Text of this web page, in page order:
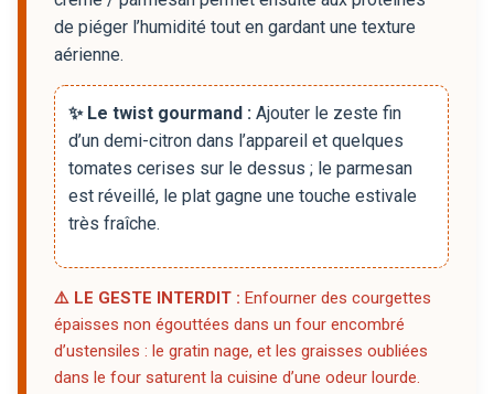
de piéger l’humidité tout en gardant une texture
aérienne.
✨ Le twist gourmand : Ajouter le zeste fin
d’un demi-citron dans l’appareil et quelques
tomates cerises sur le dessus ; le parmesan
est réveillé, le plat gagne une touche estivale
très fraîche.
⚠️ LE GESTE INTERDIT : Enfourner des courgettes
épaisses non égouttées dans un four encombré
d’ustensiles : le gratin nage, et les graisses oubliées
dans le four saturent la cuisine d’une odeur lourde.